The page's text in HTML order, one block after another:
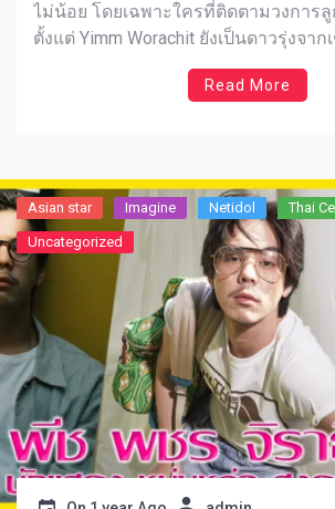
ไม่น้อย โดยเฉพาะใครที่ติดตามวงการ
ตั้งแต่ Yimm Worachit ยังเป็นดาวรุ่งจาก
หนุ่มตาตี่ร่างเล็กที่ใช้พรสวรรค์ผสมคว
เป็นนักเตะอาชีพในลีกสูงสุดของไทยได้
แบบนี้แล้วจะไม่ให้สนใจเขาได้ยังไง เพ
ทำความรู้จักกับเขากันให้มากขึ้นเลยดีก
Read More
Asian star Imagine​ Netidol Thai
Uncategorized